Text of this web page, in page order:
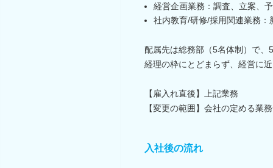
経営企画業務：調査、立案、
社内教育/研修/採用関連業務
配属先は総務部（5名体制）で
経理の枠にとどまらず、経営に
【雇入れ直後】上記業務
【変更の範囲】会社の定める業
入社後の流れ